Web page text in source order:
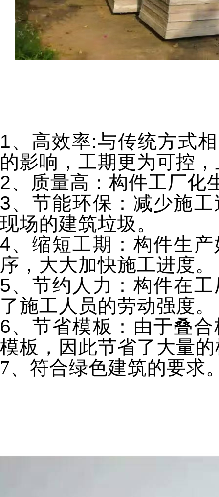
1、高效率:与传统方式
的影响，工期更为可控
2、质量高：构件工厂化
3、节能环保：减少施
现场的建筑垃圾。
4、缩短工期：构件生
序，大大加快施工进度。
5、节约人力：构件在
了施工人员的劳动强度。
6、节省模板：由于叠
模板，因此节省了大量
7、符合绿色建筑的要求